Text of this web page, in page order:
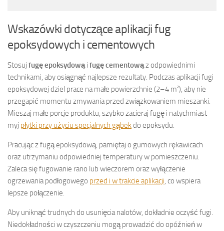
Wskazówki dotyczące aplikacji fug
epoksydowych i cementowych
Stosuj fugę epoksydowąi fugę cementowąz odpowiednimi
technikami, aby osiągnąć najlepsze rezultaty. Podczas aplikacji fugi
epoksydowej dziel prace na małe powierzchnie (2–4 m²), aby nie
przegapić momentu zmywania przed związkowaniem mieszanki.
Mieszaj małe porcje produktu, szybko zacieraj fugę i natychmiast
myj płytki przy użyciu specjalnych gąbekdo epoksydu.
Pracując z fugą epoksydową, pamiętaj o gumowych rękawicach
oraz utrzymaniu odpowiedniej temperatury w pomieszczeniu.
Zaleca się fugowanie rano lub wieczorem oraz wyłączenie
ogrzewania podłogowego przed i w trakcie aplikacji, co wspiera
lepsze połączenie.
Aby uniknąć trudnych do usunięcia nalotów, dokładnie oczyść fugi.
Niedokładności w czyszczeniu mogą prowadzić do opóźnień w